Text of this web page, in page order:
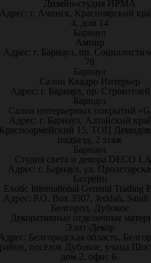
Дизайн-студия ИРМА
Адрес: г. Ачинск, Красноярский
4, дом 14
Барнаул
Ампир
Адрес: г. Барнаул, пр.
78
Барнаул
Салон Квадро Интерьер
Адрес: г. Барнаул, пр.
Барнаул
Салон интерьерных покрытий
Адрес: г. Барнаул, Алтайский
15, ТОЦ
подъезд, 2 этаж
Барнаул
Студия света и декора DECO
Адрес: г. Барнаул, ул.
Бахрейн
Exotic International General Trading
Адрес: P.O. Box 3507, Jeddah, Saudi
Белгород, Дубовое
Декоративные отделочные
Элит-Декор
Белгородская область,
посёлок Дубовое, улица
дом 2, офис 6.